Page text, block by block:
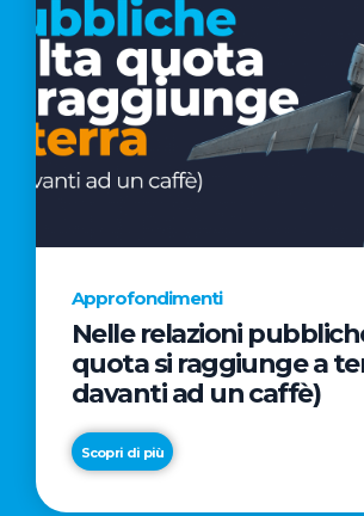
Approfondimenti
Nelle relazioni
quota si raggiunge a
davanti ad un caffè)
Scopri di più